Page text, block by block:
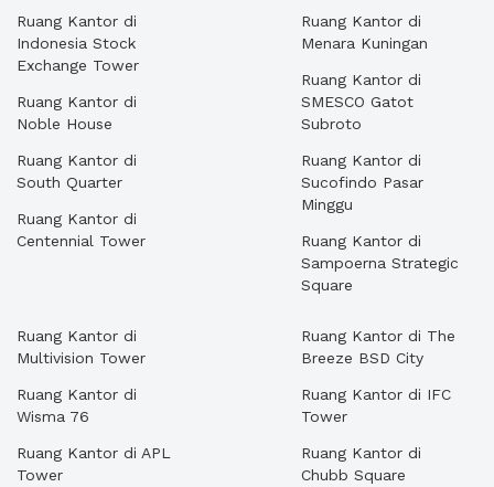
Ruang Kantor di
Indonesia Stock
Exchange Tower
Ruang Kantor di
Noble House
Ruang Kantor di
South Quarter
Ruang Kantor di
Centennial Tower
Ruang Kantor di
Menara Kuningan
Ruang Kantor di
SMESCO Gatot
Subroto
Ruang Kantor di
Sucofindo Pasar
Minggu
Ruang Kantor di
Sampoerna Strategic
Square
Ruang Kantor di
Multivision Tower
Ruang Kantor di
Wisma 76
Ruang Kantor di APL
Tower
Ruang Kantor di The
Breeze BSD City
Ruang Kantor di IFC
Tower
Ruang Kantor di
Chubb Square